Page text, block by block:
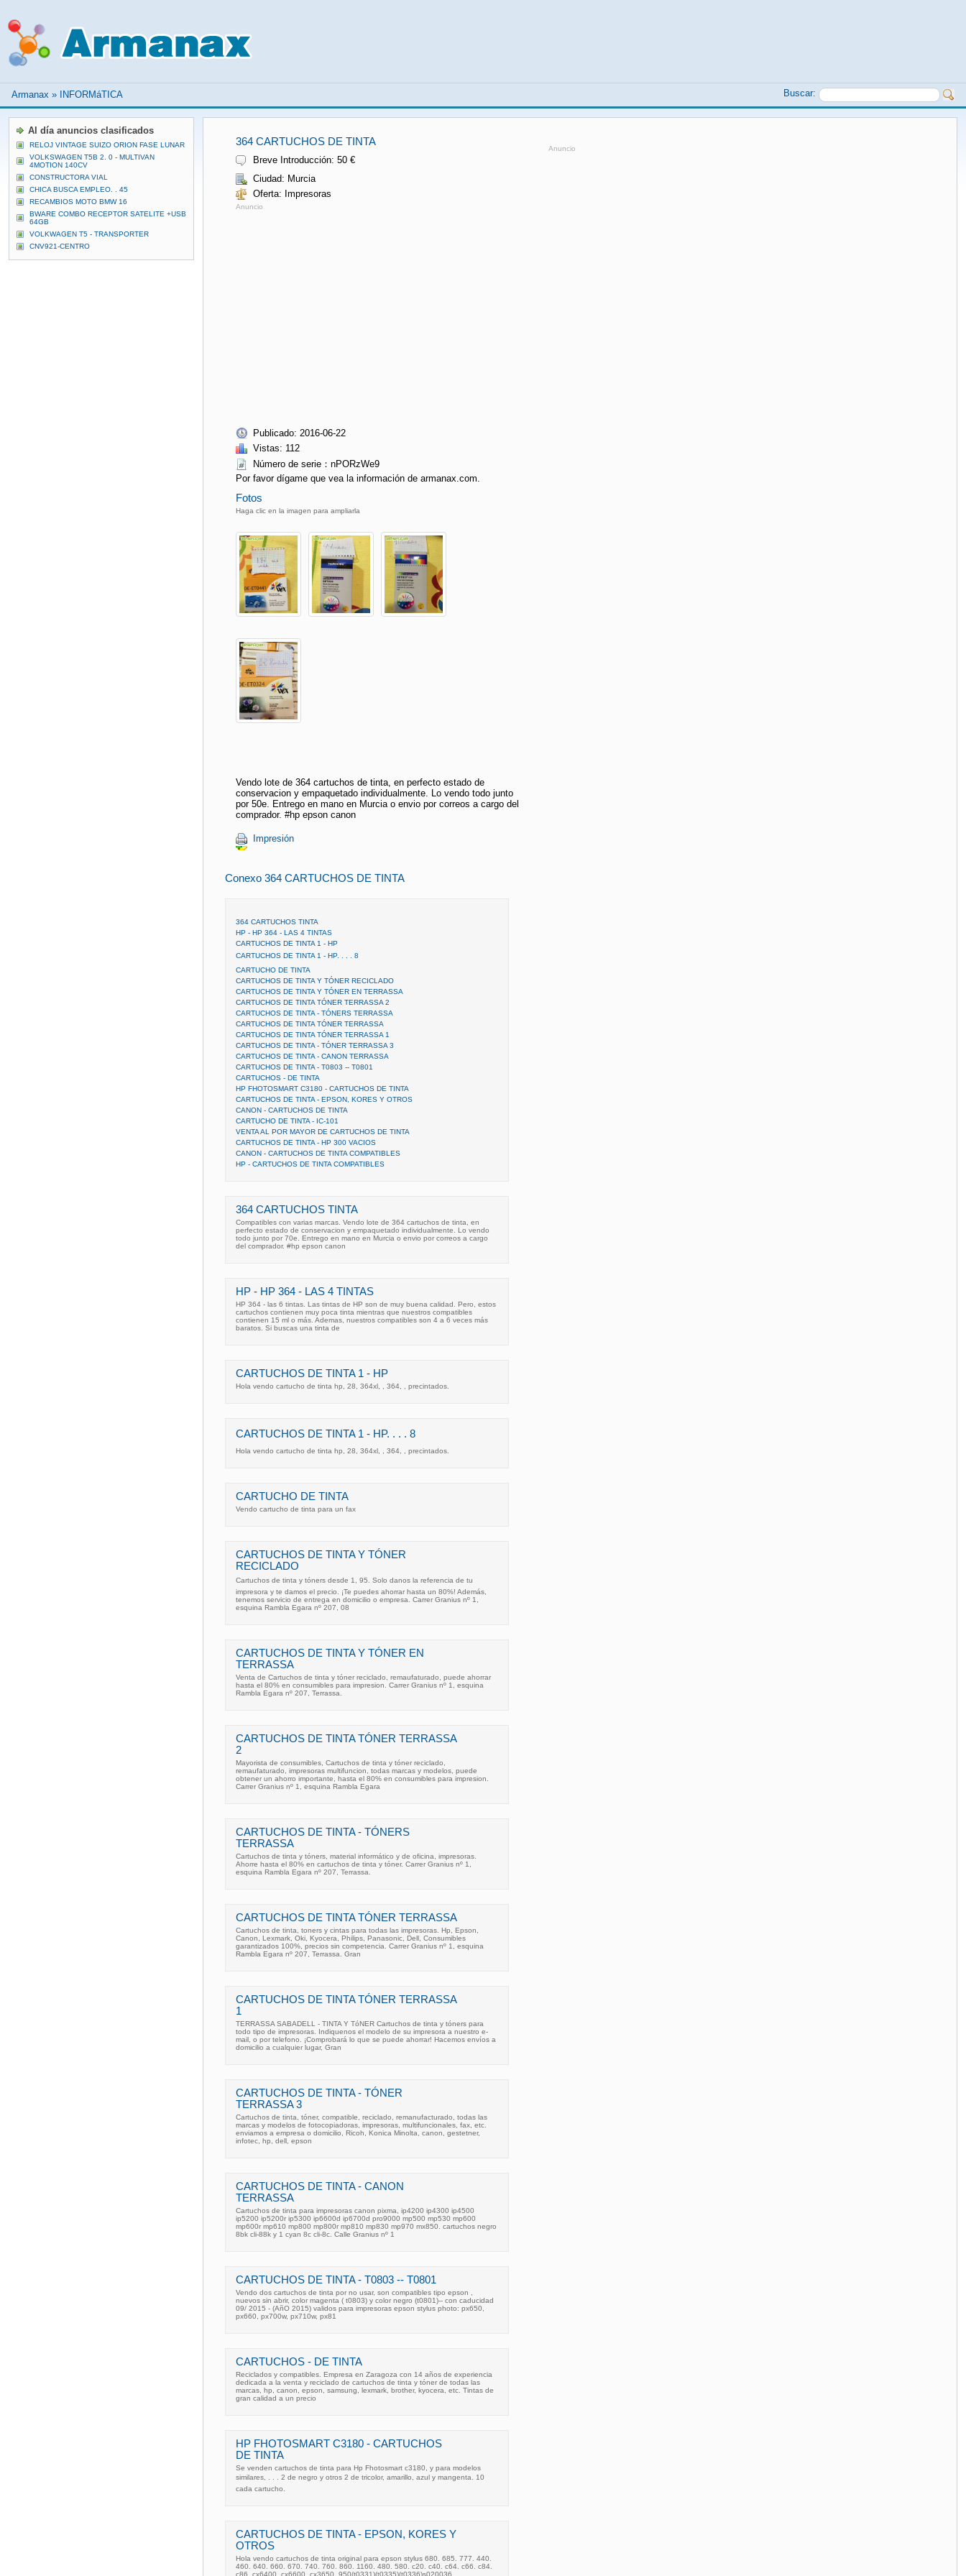
Armanax » INFORMáTICA Buscar:
364 CARTUCHOS DE TINTA
Breve Introducción: 50 €
Ciudad: Murcia
Oferta: Impresoras
Anuncio
Publicado: 2016-06-22
Vistas: 112
Número de serie：nPORzWe9
Por favor dígame que vea la información de armanax.com.
Fotos
Haga clic en la imagen para ampliarla
Vendo lote de 364 cartuchos de tinta, en perfecto estado de
conservacion y empaquetado individualmente. Lo vendo todo junto
por 50e. Entrego en mano en Murcia o envio por correos a cargo del
comprador. #hp epson canon
Impresión
Anuncio
Conexo 364 CARTUCHOS DE TINTA
364 CARTUCHOS TINTA
HP - HP 364 - LAS 4 TINTAS
CARTUCHOS DE TINTA 1 - HP
CARTUCHOS DE TINTA 1 - HP. . . . 8
CARTUCHO DE TINTA
CARTUCHOS DE TINTA Y TÓNER RECICLADO
CARTUCHOS DE TINTA Y TÓNER EN TERRASSA
CARTUCHOS DE TINTA TÓNER TERRASSA 2
CARTUCHOS DE TINTA - TÓNERS TERRASSA
CARTUCHOS DE TINTA TÓNER TERRASSA
CARTUCHOS DE TINTA TÓNER TERRASSA 1
CARTUCHOS DE TINTA - TÓNER TERRASSA 3
CARTUCHOS DE TINTA - CANON TERRASSA
CARTUCHOS DE TINTA - T0803 -- T0801
CARTUCHOS - DE TINTA
HP FHOTOSMART C3180 - CARTUCHOS DE TINTA
CARTUCHOS DE TINTA - EPSON, KORES Y OTROS
CANON - CARTUCHOS DE TINTA
CARTUCHO DE TINTA - IC-101
VENTA AL POR MAYOR DE CARTUCHOS DE TINTA
CARTUCHOS DE TINTA - HP 300 VACIOS
CANON - CARTUCHOS DE TINTA COMPATIBLES
HP - CARTUCHOS DE TINTA COMPATIBLES
364 CARTUCHOS TINTA
Compatibles con varias marcas. Vendo lote de 364 cartuchos de tinta, en
perfecto estado de conservacion y empaquetado individualmente. Lo vendo
todo junto por 70e. Entrego en mano en Murcia o envio por correos a cargo
del comprador. #hp epson canon
HP - HP 364 - LAS 4 TINTAS
HP 364 - las 6 tintas. Las tintas de HP son de muy buena calidad. Pero, estos
cartuchos contienen muy poca tinta mientras que nuestros compatibles
contienen 15 ml o más. Ademas, nuestros compatibles son 4 a 6 veces más
baratos. Si buscas una tinta de
CARTUCHOS DE TINTA 1 - HP
Hola vendo cartucho de tinta hp, 28, 364xl, , 364, , precintados.
CARTUCHOS DE TINTA 1 - HP. . . . 8
Hola vendo cartucho de tinta hp, 28, 364xl, , 364, , precintados.
CARTUCHO DE TINTA
Vendo cartucho de tinta para un fax
CARTUCHOS DE TINTA Y TÓNER
RECICLADO
Cartuchos de tinta y tóners desde 1, 95. Solo danos la referencia de tu
impresora y te damos el precio. ¡Te puedes ahorrar hasta un 80%! Además,
tenemos servicio de entrega en domicilio o empresa. Carrer Granius nº 1,
esquina Rambla Egara nº 207, 08
CARTUCHOS DE TINTA Y TÓNER EN
TERRASSA
Venta de Cartuchos de tinta y tóner reciclado, remaufaturado, puede ahorrar
hasta el 80% en consumibles para impresion. Carrer Granius nº 1, esquina
Rambla Egara nº 207, Terrassa.
CARTUCHOS DE TINTA TÓNER TERRASSA
2
Mayorista de consumibles, Cartuchos de tinta y tóner reciclado,
remaufaturado, impresoras multifuncion, todas marcas y modelos, puede
obtener un ahorro importante, hasta el 80% en consumibles para impresion.
Carrer Granius nº 1, esquina Rambla Egara
CARTUCHOS DE TINTA - TÓNERS
TERRASSA
Cartuchos de tinta y tóners, material informático y de oficina, impresoras.
Ahorre hasta el 80% en cartuchos de tinta y tóner. Carrer Granius nº 1,
esquina Rambla Egara nº 207, Terrassa.
CARTUCHOS DE TINTA TÓNER TERRASSA
Cartuchos de tinta, toners y cintas para todas las impresoras. Hp, Epson,
Canon, Lexmark, Oki, Kyocera, Philips, Panasonic, Dell, Consumibles
garantizados 100%, precios sin competencia. Carrer Granius nº 1, esquina
Rambla Egara nº 207, Terrassa. Gran
CARTUCHOS DE TINTA TÓNER TERRASSA
1
TERRASSA SABADELL - TINTA Y TóNER Cartuchos de tinta y tóners para
todo tipo de impresoras. Indiquenos el modelo de su impresora a nuestro e-
mail, o por telefono. ¡Comprobará lo que se puede ahorrar! Hacemos envíos a
domicilio a cualquier lugar, Gran
CARTUCHOS DE TINTA - TÓNER
TERRASSA 3
Cartuchos de tinta, tóner, compatible, reciclado, remanufacturado, todas las
marcas y modelos de fotocopiadoras, impresoras, multifuncionales, fax, etc.
enviamos a empresa o domicilio, Ricoh, Konica Minolta, canon, gestetner,
infotec, hp, dell, epson
CARTUCHOS DE TINTA - CANON
TERRASSA
Cartuchos de tinta para impresoras canon pixma, ip4200 ip4300 ip4500
ip5200 ip5200r ip5300 ip6600d ip6700d pro9000 mp500 mp530 mp600
mp600r mp610 mp800 mp800r mp810 mp830 mp970 mx850. cartuchos negro
8bk cli-88k y 1 cyan 8c cli-8c. Calle Granius nº 1
CARTUCHOS DE TINTA - T0803 -- T0801
Vendo dos cartuchos de tinta por no usar, son compatibles tipo epson ,
nuevos sin abrir, color magenta ( t0803) y color negro (t0801)-- con caducidad
09/ 2015 - (AñO 2015) validos para impresoras epson stylus photo: px650,
px660, px700w, px710w, px81
CARTUCHOS - DE TINTA
Reciclados y compatibles. Empresa en Zaragoza con 14 años de experiencia
dedicada a la venta y reciclado de cartuchos de tinta y tóner de todas las
marcas, hp, canon, epson, samsung, lexmark, brother, kyocera, etc. Tintas de
gran calidad a un precio
HP FHOTOSMART C3180 - CARTUCHOS
DE TINTA
Se venden cartuchos de tinta para Hp Fhotosmart c3180, y para modelos
similares, . . . 2 de negro y otros 2 de tricolor, amarillo, azul y mangenta. 10
cada cartucho.
CARTUCHOS DE TINTA - EPSON, KORES Y
OTROS
Hola vendo cartuchos de tinta original para epson stylus 680. 685. 777. 440.
460. 640. 660. 670. 740. 760. 860. 1160. 480. 580. c20. c40. c64. c66. c84.
c86. cx6400. cx6600. cx3650. 950(t0331)(t0335)(t0336)s020036 ,
Al día anuncios clasificados
RELOJ VINTAGE SUIZO ORION FASE LUNAR
VOLKSWAGEN T5B 2. 0 - MULTIVAN
4MOTION 140CV
CONSTRUCTORA VIAL
CHICA BUSCA EMPLEO. . 45
RECAMBIOS MOTO BMW 16
BWARE COMBO RECEPTOR SATELITE +USB
64GB
VOLKWAGEN T5 - TRANSPORTER
CNV921-CENTRO